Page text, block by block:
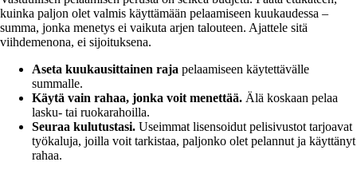
kuinka paljon olet valmis käyttämään pelaamiseen kuukaudessa –
summa, jonka menetys ei vaikuta arjen talouteen. Ajattele sitä
viihdemenona, ei sijoituksena.
Aseta kuukausittainen raja pelaamiseen käytettävälle
summalle.
Käytä vain rahaa, jonka voit menettää. Älä koskaan pelaa
lasku- tai ruokarahoilla.
Seuraa kulutustasi. Useimmat lisensoidut pelisivustot tarjoavat
työkaluja, joilla voit tarkistaa, paljonko olet pelannut ja käyttänyt
rahaa.